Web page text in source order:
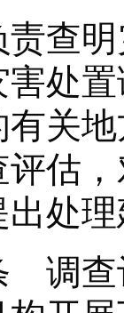
明
处
关
估
处
查评